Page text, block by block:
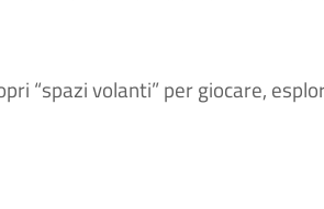
“spazi volanti” per giocare,